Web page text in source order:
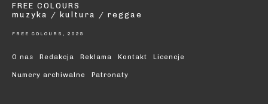
O nas Redakcja Reklama Kontakt Licencje
Numery archiwalne Patronaty
FREE COLOURS
muzyka / kultura / reggae
FREE COLOURS, 2025